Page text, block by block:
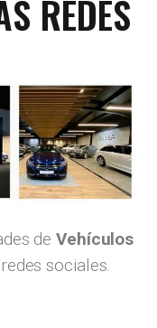
REDES
deVehículos
sociales.